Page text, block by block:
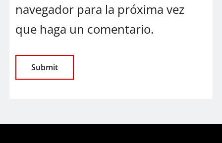
navegador para la próxima vez
que haga un comentario.